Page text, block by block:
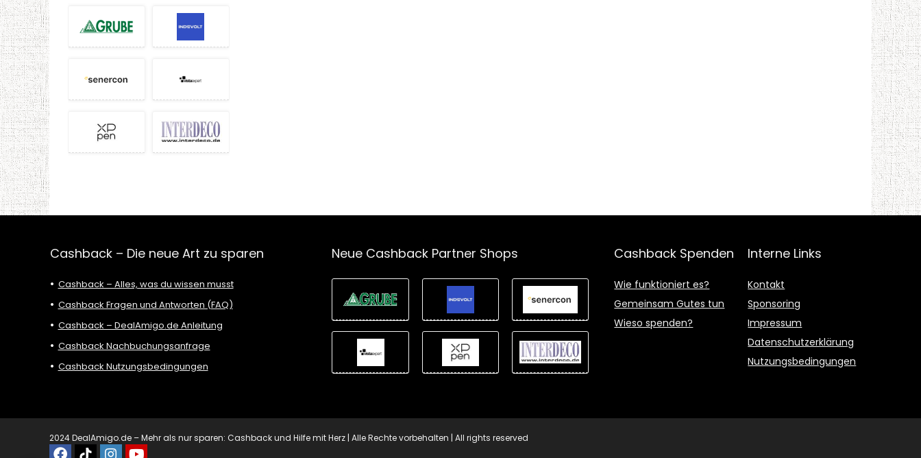
Cashback – Die neue Art zu sparen
Cashback – Alles, was du wissen musst
Cashback Fragen und Antworten (FAQ)
Cashback – DealAmigo.de Anleitung
Cashback Nachbuchungsanfrage
Cashback Nutzungsbedingungen
Neue Cashback Partner Shops Cashback Spenden
Wie funktioniert es?
Gemeinsam Gutes tun
Wieso spenden?
Interne Links
Kontakt
Sponsoring
Impressum
Datenschutzerklärung
Nutzungsbedingungen
2024 DealAmigo.de – Mehr als nur sparen: Cashback und Hilfe mit Herz | Alle Rechte vorbehalten | All rights reserved